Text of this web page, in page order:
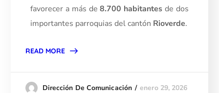
favorecer a más de8.700 habitantes de dos
importantes parroquias del cantón Rioverde.
READ MORE
Dirección De Comunicación
enero 29, 2026